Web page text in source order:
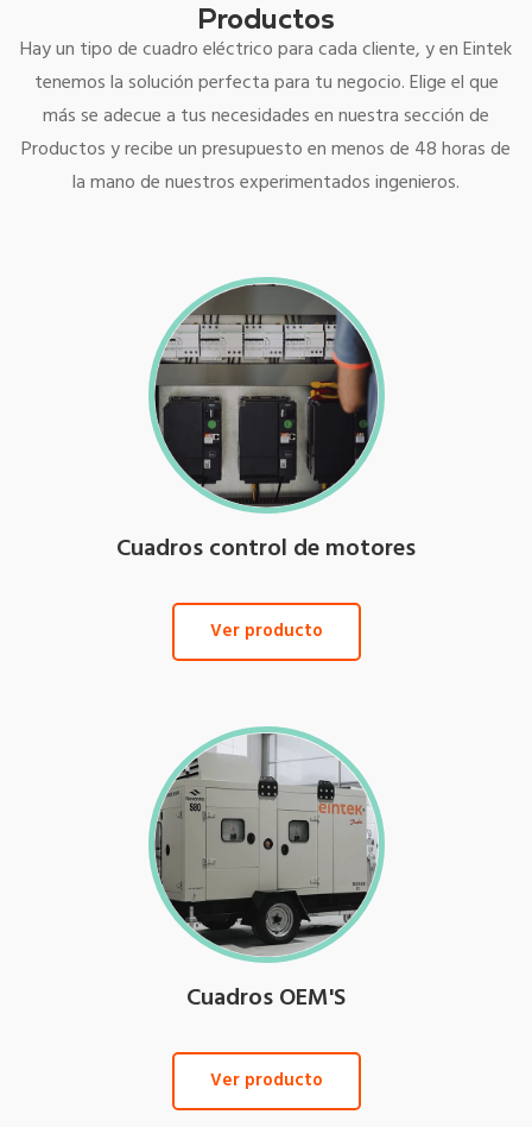
Productos
Hay un tipo de cuadro eléctrico para cada cliente, y en Eintek
tenemos la solución perfecta para tu negocio. Elige el que
más se adecue a tus necesidades en nuestra sección de
Productos y recibe un presupuesto en menos de 48 horas de
la mano de nuestros experimentados ingenieros.
Cuadros control de motores
Ver producto
Cuadros OEM'S
Ver producto